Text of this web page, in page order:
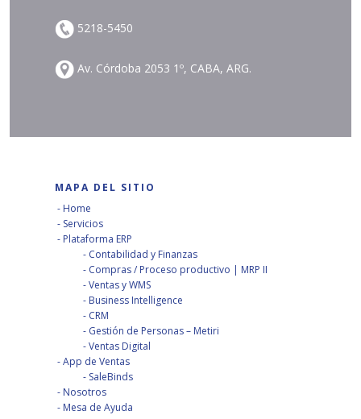
5218-5450
Av. Córdoba 2053 1º, CABA, ARG.
MAPA DEL SITIO
Home
Servicios
Plataforma ERP
Contabilidad y Finanzas
Compras / Proceso productivo | MRP II
Ventas y WMS
Business Intelligence
CRM
Gestión de Personas – Metiri
Ventas Digital
App de Ventas
SaleBinds
Nosotros
Mesa de Ayuda